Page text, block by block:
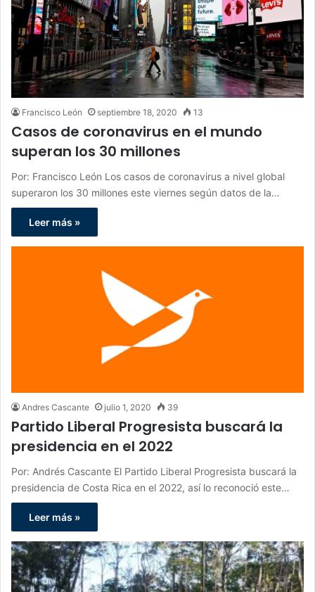
Francisco León septiembre 18, 2020 13
Casos de coronavirus en el mundo
superan los 30 millones
Por: Francisco León Los casos de coronavirus a nivel global
superaron los 30 millones este viernes según datos de la…
Leer más »
Andres Cascante julio 1, 2020 39
Partido Liberal Progresista buscará la
presidencia en el 2022
Por: Andrés Cascante El Partido Liberal Progresista buscará la
presidencia de Costa Rica en el 2022, así lo reconoció este…
Leer más »